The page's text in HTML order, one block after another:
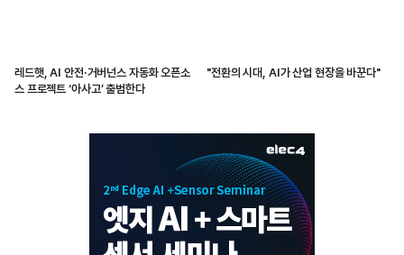
레드햇, AI 안전·거버넌스 자동화 오픈소
스 프로젝트 ‘아사고’ 출범한다
"전환의 시대, AI가 산업 현장을 바꾼다"